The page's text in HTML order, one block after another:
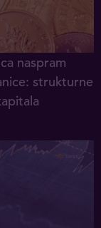
naspram
strukturne